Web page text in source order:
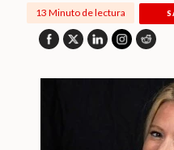
13 Minuto de lectura